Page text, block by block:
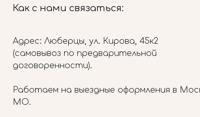
Как с нами связаться:
Адрес: Люберцы, ул. Кирова, 45к2
(самовывоз по предварительной
договоренности).
Работаем на выездные оформления в
МО.